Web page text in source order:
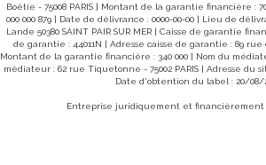
Duplex 3 pièces à louer
Loyer 410
SUR SIENNE 50450
Boëtie - 75008 PARIS | Montant de la garantie financière :
000 000 879 | Date de délivrance : 0000-00-00 | Lieu de
Lande 50380 SAINT PAIR SUR MER | Caisse de garantie
de garantie : 44011N | Adresse caisse de garantie : 89 rue
Montant de la garantie financière : 340 000 | Nom du
médiateur : 62 rue Tiquetonne - 75002 PARIS | Adresse du
Date d'obtention du label : 20/08/
Entreprise juridiquement et